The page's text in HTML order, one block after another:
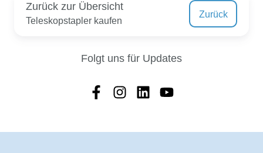
Zurück zur Übersicht
Teleskopstapler kaufen
Zurück
Folgt uns für Updates